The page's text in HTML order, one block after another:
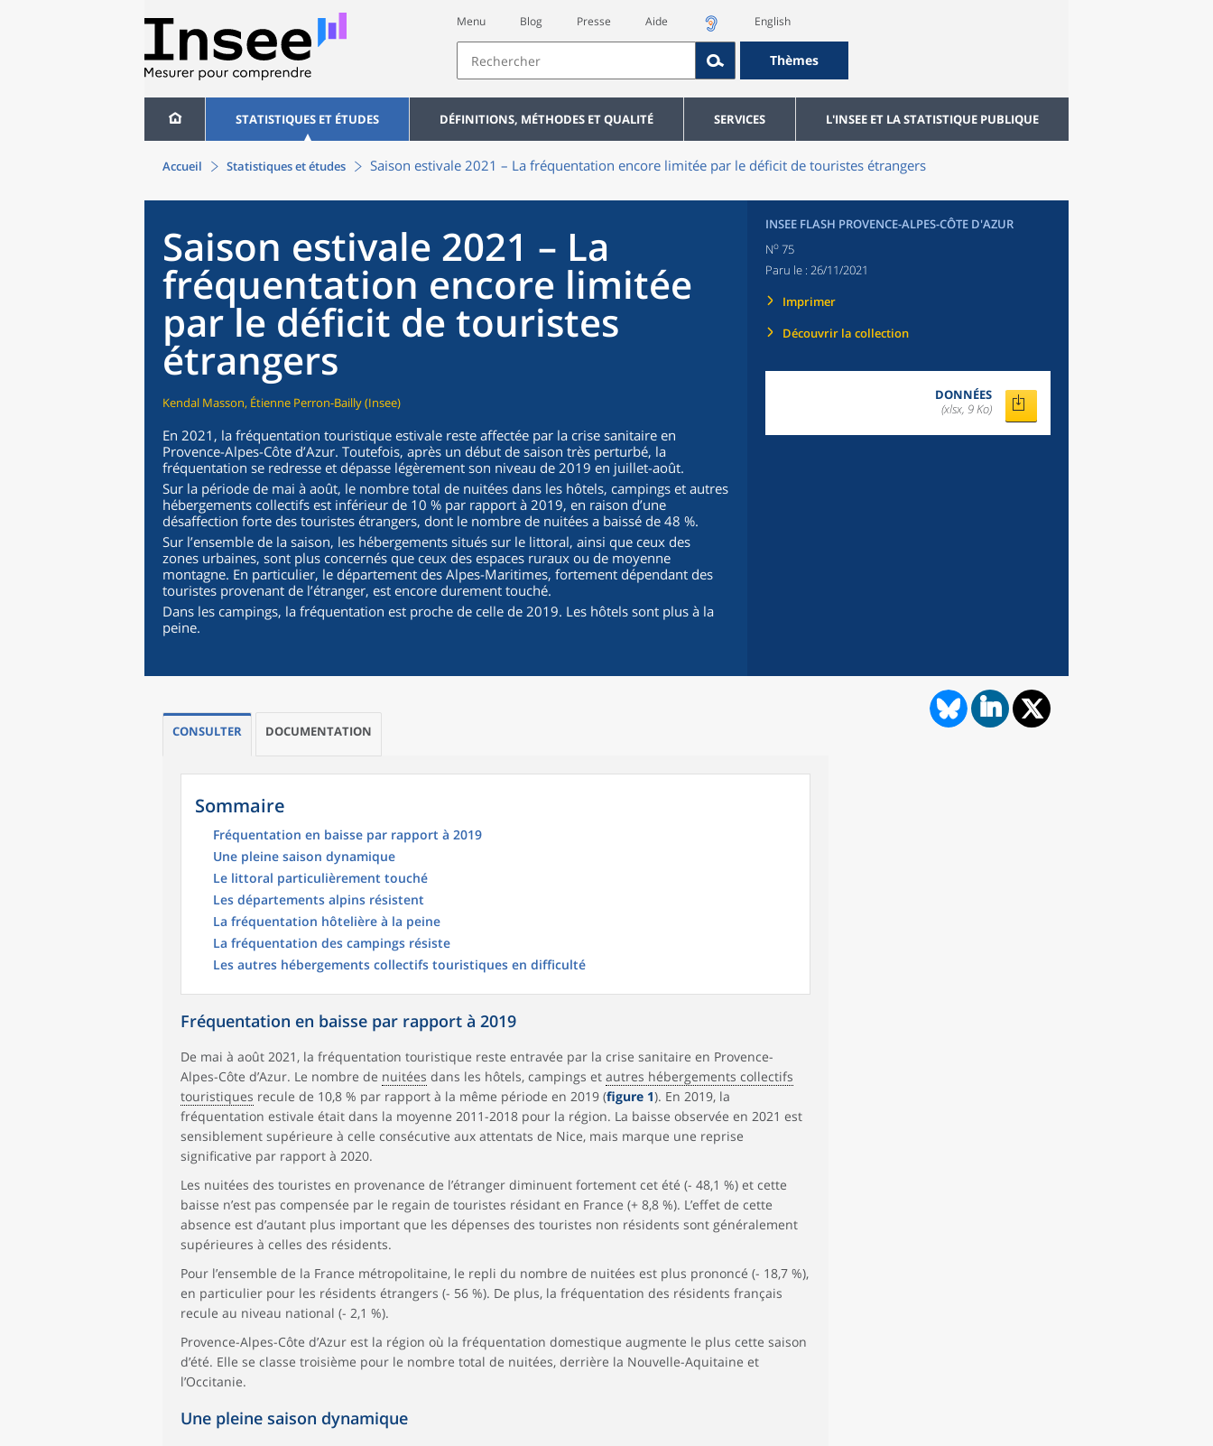
Menu Blog Presse Aide English
Thèmes
STATISTIQUES ET ÉTUDES DÉFINITIONS, MÉTHODES ET QUALITÉ SERVICES L'INSEE ET LA STATISTIQUE PUBLIQUE
Accueil Statistiques et études Saison estivale 2021 – La fréquentation encore limitée par le déficit de touristes étrangers
Saison estivale 2021 – La
fréquentation encore limitée
par le déficit de touristes
étrangers
Kendal Masson, Étienne Perron-Bailly (Insee)
En 2021, la fréquentation touristique estivale reste affectée par la crise sanitaire en
Provence-Alpes-Côte d’Azur. Toutefois, après un début de saison très perturbé, la
fréquentation se redresse et dépasse légèrement son niveau de 2019 en juillet-août.
Sur la période de mai à août, le nombre total de nuitées dans les hôtels, campings et autres
hébergements collectifs est inférieur de 10 % par rapport à 2019, en raison d’une
désaffection forte des touristes étrangers, dont le nombre de nuitées a baissé de 48 %.
Sur l’ensemble de la saison, les hébergements situés sur le littoral, ainsi que ceux des
zones urbaines, sont plus concernés que ceux des espaces ruraux ou de moyenne
montagne. En particulier, le département des Alpes-Maritimes, fortement dépendant des
touristes provenant de l’étranger, est encore durement touché.
Dans les campings, la fréquentation est proche de celle de 2019. Les hôtels sont plus à la
peine.
INSEE FLASH PROVENCE-ALPES-CÔTE D'AZUR
No 75
Paru le : 26/11/2021
Imprimer
Découvrir la collection
DONNÉES
(xlsx, 9 Ko)
CONSULTER DOCUMENTATION
Sommaire
Fréquentation en baisse par rapport à 2019
Une pleine saison dynamique
Le littoral particulièrement touché
Les départements alpins résistent
La fréquentation hôtelière à la peine
La fréquentation des campings résiste
Les autres hébergements collectifs touristiques en difficulté
Fréquentation en baisse par rapport à 2019
De mai à août 2021, la fréquentation touristique reste entravée par la crise sanitaire en Provence-
Alpes-Côte d’Azur. Le nombre de nuitées dans les hôtels, campings et autres hébergements collectifs
touristiques recule de 10,8 % par rapport à la même période en 2019 (figure 1). En 2019, la
fréquentation estivale était dans la moyenne 2011-2018 pour la région. La baisse observée en 2021 est
sensiblement supérieure à celle consécutive aux attentats de Nice, mais marque une reprise
significative par rapport à 2020.
Les nuitées des touristes en provenance de l’étranger diminuent fortement cet été (- 48,1 %) et cette
baisse n’est pas compensée par le regain de touristes résidant en France (+ 8,8 %). L’effet de cette
absence est d’autant plus important que les dépenses des touristes non résidents sont généralement
supérieures à celles des résidents.
Pour l’ensemble de la France métropolitaine, le repli du nombre de nuitées est plus prononcé (- 18,7 %),
en particulier pour les résidents étrangers (- 56 %). De plus, la fréquentation des résidents français
recule au niveau national (- 2,1 %).
Provence-Alpes-Côte d’Azur est la région où la fréquentation domestique augmente le plus cette saison
d’été. Elle se classe troisième pour le nombre total de nuitées, derrière la Nouvelle-Aquitaine et
l’Occitanie.
Une pleine saison dynamique